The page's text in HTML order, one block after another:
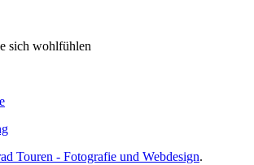
sich wohlfühlen
Touren - Fotografie und Webdesign.